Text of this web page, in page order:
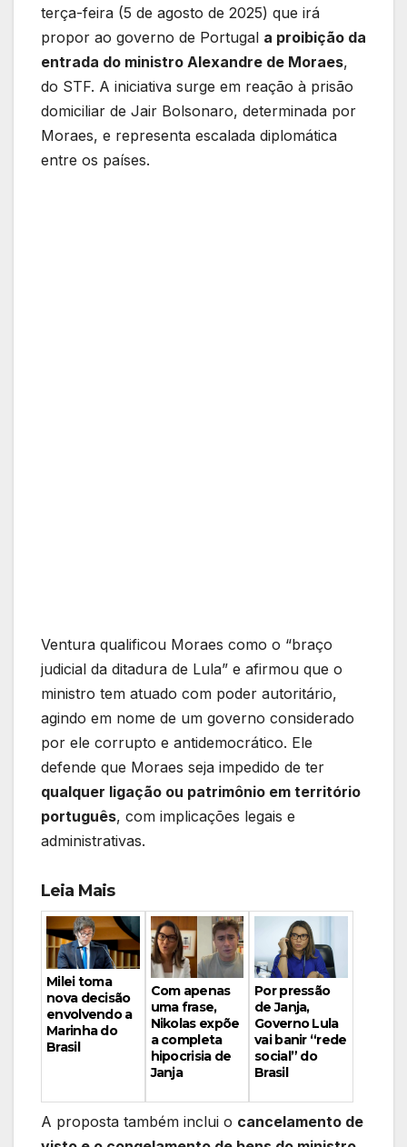
terça-feira (5 de agosto de 2025) que irá
propor ao governo de Portugal a proibição da
entrada do ministro Alexandre de Moraes,
do STF. A iniciativa surge em reação à prisão
domiciliar de Jair Bolsonaro, determinada por
Moraes, e representa escalada diplomática
entre os países.
Ventura qualificou Moraes como o “braço
judicial da ditadura de Lula” e afirmou que o
ministro tem atuado com poder autoritário,
agindo em nome de um governo considerado
por ele corrupto e antidemocrático. Ele
defende que Moraes seja impedido de ter
qualquer ligação ou patrimônio em território
português, com implicações legais e
administrativas.
Leia Mais
Milei toma
nova decisão
envolvendo a
Marinha do
Brasil
Com apenas
uma frase,
Nikolas expõe
a completa
hipocrisia de
Janja
Por pressão
de Janja,
Governo Lula
vai banir “rede
social” do
Brasil
A proposta também inclui o cancelamento de